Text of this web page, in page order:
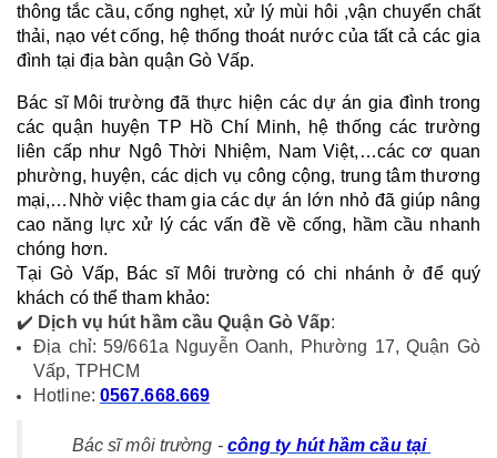
thông tắc cầu, cống nghẹt, xử lý mùi hôi ,vận chuyển chất
thải, nạo vét cống, hệ thống thoát nước của tất cả các gia
đình tại địa bàn quận Gò Vấp.
Bác sĩ Môi trường đã thực hiện các dự án gia đình trong
các quận huyện TP Hồ Chí Minh, hệ thống các trường
liên cấp như Ngô Thời Nhiệm, Nam Việt,…các cơ quan
phường, huyện, các dịch vụ công cộng, trung tâm thương
mại,…Nhờ việc tham gia các dự án lớn nhỏ đã giúp nâng
cao năng lực xử lý các vấn đề về cống, hầm cầu nhanh
chóng hơn.
Tại Gò Vấp, Bác sĩ Môi trường có chi nhánh ở để quý
khách có thể tham khảo:
✔️ Dịch vụ hút hầm cầu Quận Gò Vấp:
Địa chỉ: 59/661a Nguyễn Oanh, Phường 17, Quận Gò
Vấp, TPHCM
Hotline: 0567.668.669
Bác sĩ môi trường - công ty hút hầm cầu tại